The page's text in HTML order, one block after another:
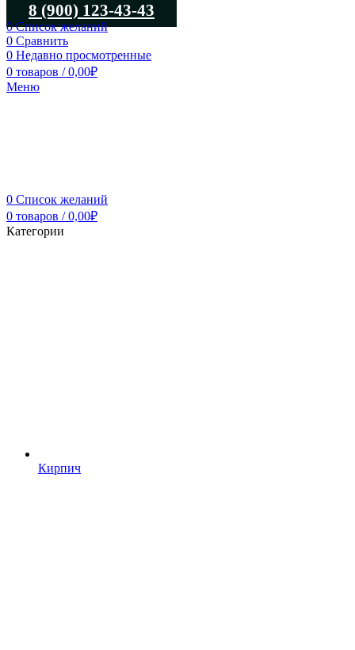
8 (900) 123-43-43
0Список желаний
0 Сравнить
0 Недавно просмотренные
0 товаров / 0,00₽
Меню
0 Список желаний
0 товаров / 0,00₽
Категории
Кирпич